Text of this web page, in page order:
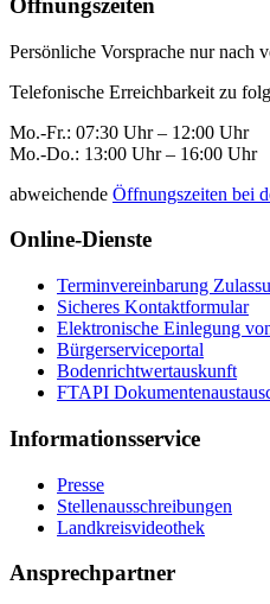
Öffnungszeiten
Persönliche Vorsprache nur nach
Telefonische Erreichbarkeit zu
Mo.-Fr.: 07:30 Uhr – 12:00 Uhr
Mo.-Do.: 13:00 Uhr – 16:00 Uhr
abweichende Öffnungszeiten bei
Online-Dienste
Terminvereinbarung
Sicheres Kontaktformular
Elektronische Einlegung
Bürgerserviceportal
Bodenrichtwertauskunft
FTAPI
Informationsservice
Presse
Stellenausschreibungen
Landkreisvideothek
Ansprechpartner